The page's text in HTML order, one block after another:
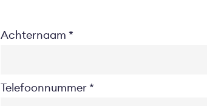
Achternaam
Telefoonnummer